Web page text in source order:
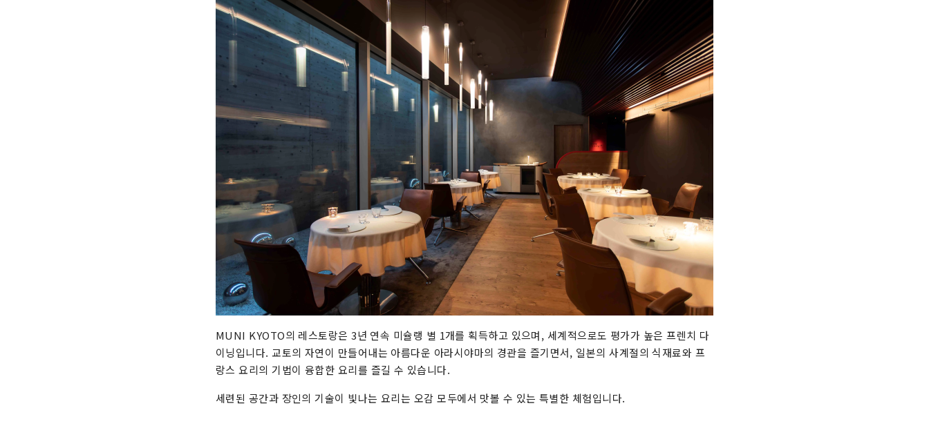
MUNI KYOTO의 레스토랑은 3년 연속 미슐랭 별 1개를 획득하고 있으며, 세계적으로도 평가가 높은 프렌치 다
이닝입니다. 교토의 자연이 만들어내는 아름다운 아라시야마의 경관을 즐기면서, 일본의 사계절의 식재료와 프
랑스 요리의 기법이 융합한 요리를 즐길 수 있습니다.
세련된 공간과 장인의 기술이 빛나는 요리는 오감 모두에서 맛볼 수 있는 특별한 체험입니다.